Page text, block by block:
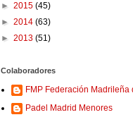
► 2015 (45)
► 2014 (63)
► 2013 (51)
Colaboradores
FMP Federación Madrileña
Padel Madrid Menores